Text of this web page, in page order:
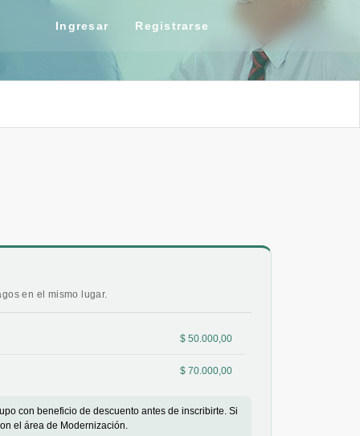
Ingresar Registrarse
en el mismo lugar.
$ 50.000,00
$ 70.000,00
con beneficio de descuento antes de inscribirte. Si
el área de Modernización.